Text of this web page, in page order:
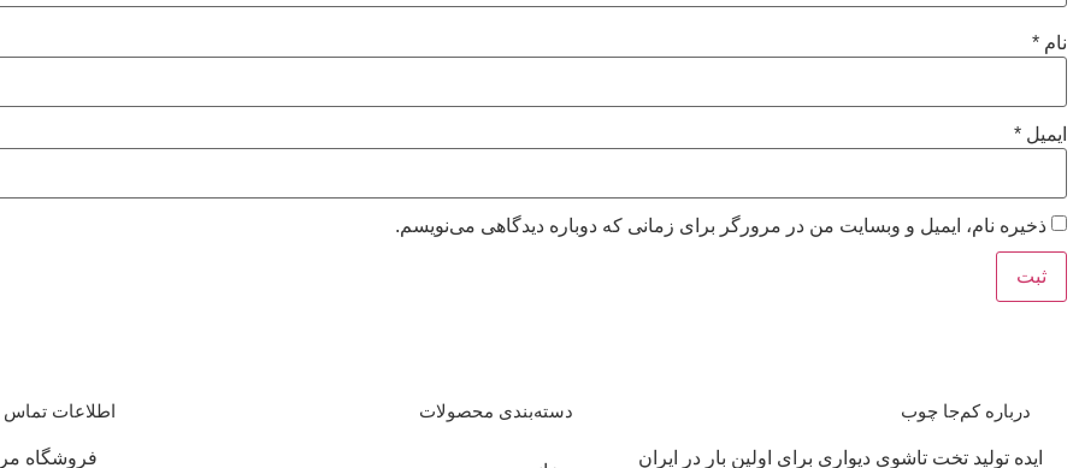
نام *
ایمیل *
ذخیره نام، ایمیل و وبسایت من در مرورگر برای زمانی که دوباره دیدگاهی می‌نویسم.
درباره کم‌جا چوب
ایده تولید تخت تاشوی دیواری برای اولین بار در ایران
دسته‌بندی محصولات اطلاعات تماس
فروشگاه